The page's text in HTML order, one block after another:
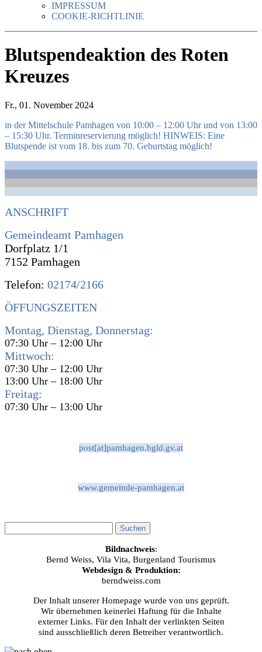
IMPRESSUM
COOKIE-RICHTLINIE
Blutspendeaktion des Roten
Kreuzes
Fr., 01. November 2024
in der Mittelschule Pamhagen von 10:00 – 12:00 Uhr und von 13:00
– 15:30 Uhr. Terminreservierung möglich! HINWEIS: Eine
Blutspende ist vom 18. bis zum 70. Geburtstag möglich!
ANSCHRIFT
Gemeindeamt Pamhagen
Dorfplatz 1/1
7152 Pamhagen
Telefon: 02174/2166
ÖFFUNGSZEITEN
Montag, Dienstag, Donnerstag:
07:30 Uhr – 12:00 Uhr
Mittwoch:
07:30 Uhr – 12:00 Uhr
13:00 Uhr – 18:00 Uhr
Freitag:
07:30 Uhr – 13:00 Uhr
post[at]pamhagen.bgld.gv.at
www.gemeinde-pamhagen.at
Bildnachweis:
Bernd Weiss, Vila Vita, Burgenland Tourismus
Webdesign & Produktion:
berndweiss.com
Der Inhalt unserer Homepage wurde von uns geprüft.
Wir übernehmen keinerlei Haftung für die Inhalte
externer Links. Für den Inhalt der verlinkten Seiten
sind ausschließlich deren Betreiber verantwortlich.